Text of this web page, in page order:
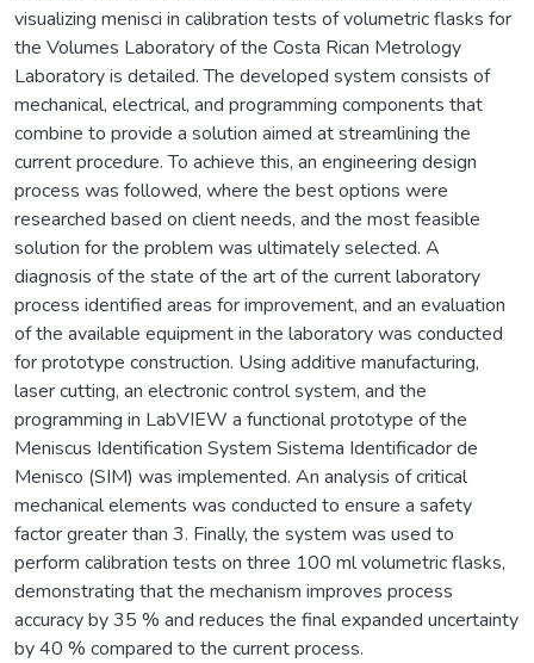
visualizing menisci in calibration tests of volumetric flasks for
the Volumes Laboratory of the Costa Rican Metrology
Laboratory is detailed. The developed system consists of
mechanical, electrical, and programming components that
combine to provide a solution aimed at streamlining the
current procedure. To achieve this, an engineering design
process was followed, where the best options were
researched based on client needs, and the most feasible
solution for the problem was ultimately selected. A
diagnosis of the state of the art of the current laboratory
process identified areas for improvement, and an evaluation
of the available equipment in the laboratory was conducted
for prototype construction. Using additive manufacturing,
laser cutting, an electronic control system, and the
programming in LabVIEW a functional prototype of the
Meniscus Identification System Sistema Identificador de
Menisco (SIM) was implemented. An analysis of critical
mechanical elements was conducted to ensure a safety
factor greater than 3. Finally, the system was used to
perform calibration tests on three 100 ml volumetric flasks,
demonstrating that the mechanism improves process
accuracy by 35 % and reduces the final expanded uncertainty
by 40 % compared to the current process.